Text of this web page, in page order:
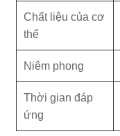
Chất liệu của cơ
thể
Niêm phong
Thời gian đáp
ứng